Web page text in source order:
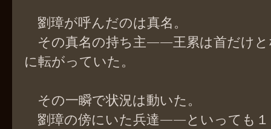
劉璋が呼んだのは真名。
その真名の持ち主――王累は首だけと
に転がっていた。
その一瞬で状況は動いた。
劉璋の傍にいた兵達――といっても